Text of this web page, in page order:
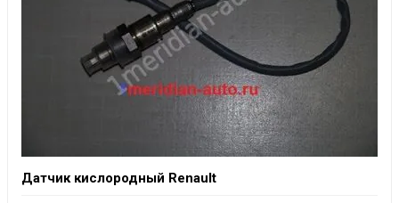
Датчик кислородный Renault